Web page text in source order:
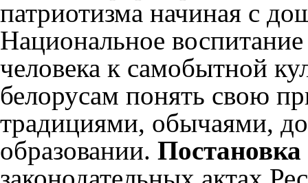
патриотизма начиная с
Национальное
человека к самобытной
белорусам понять свою
традициями, обычаями,
образовании.